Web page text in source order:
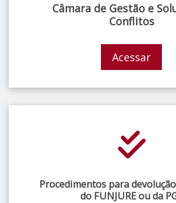
Câmara de Gestão e
Conflitos
Acessar
Procedimentos para
do FUNJURE ou da